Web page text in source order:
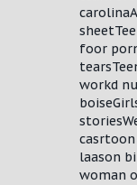
foor
workd
casrtoon
laason
woman